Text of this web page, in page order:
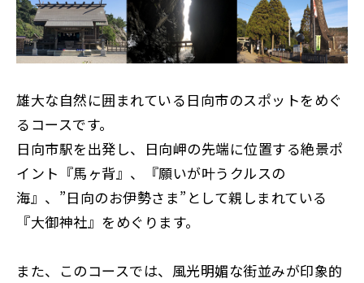
雄大な自然に囲まれている日向市のスポットをめぐ
るコースです。
日向市駅を出発し、日向岬の先端に位置する絶景ポ
イント『馬ヶ背』、『願いが叶うクルスの
海』、”日向のお伊勢さま”として親しまれている
『大御神社』をめぐります。
また、このコースでは、風光明媚な街並みが印象的